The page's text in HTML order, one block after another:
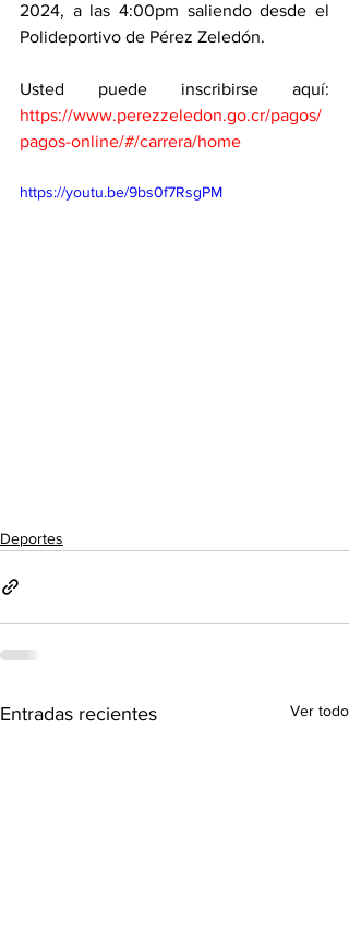
2024, a las 4:00pm saliendo desde el
Polideportivo de Pérez Zeledón.
https://www.perezzeledon.go.cr/pagos/
pagos-online/#/carrera/home
https://youtu.be/9bs0f7RsgPM
Deportes
Entradas recientes Ver todo